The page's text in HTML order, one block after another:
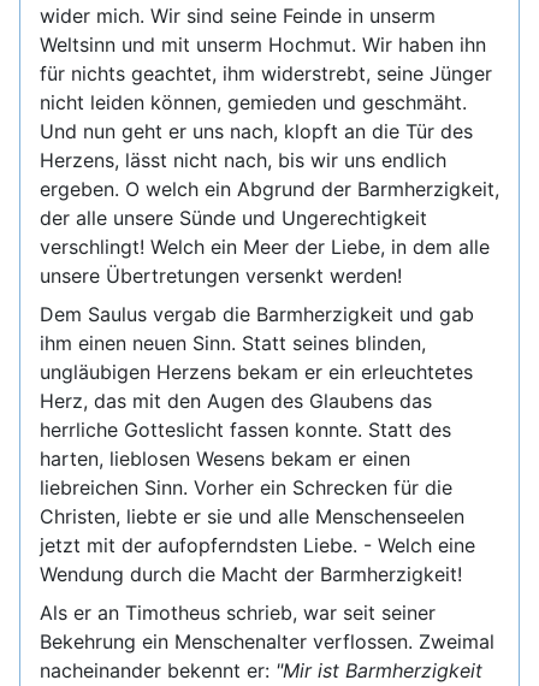
wider mich. Wir sind seine Feinde in unserm
Weltsinn und mit unserm Hochmut. Wir haben ihn
für nichts geachtet, ihm widerstrebt, seine Jünger
nicht leiden können, gemieden und geschmäht.
Und nun geht er uns nach, klopft an die Tür des
Herzens, lässt nicht nach, bis wir uns endlich
ergeben. O welch ein Abgrund der Barmherzigkeit,
der alle unsere Sünde und Ungerechtigkeit
verschlingt! Welch ein Meer der Liebe, in dem alle
unsere Übertretungen versenkt werden!
Dem Saulus vergab die Barmherzigkeit und gab
ihm einen neuen Sinn. Statt seines blinden,
ungläubigen Herzens bekam er ein erleuchtetes
Herz, das mit den Augen des Glaubens das
herrliche Gotteslicht fassen konnte. Statt des
harten, lieblosen Wesens bekam er einen
liebreichen Sinn. Vorher ein Schrecken für die
Christen, liebte er sie und alle Menschenseelen
jetzt mit der aufopferndsten Liebe. - Welch eine
Wendung durch die Macht der Barmherzigkeit!
Als er an Timotheus schrieb, war seit seiner
Bekehrung ein Menschenalter verflossen. Zweimal
nacheinander bekennt er: "Mir ist Barmherzigkeit